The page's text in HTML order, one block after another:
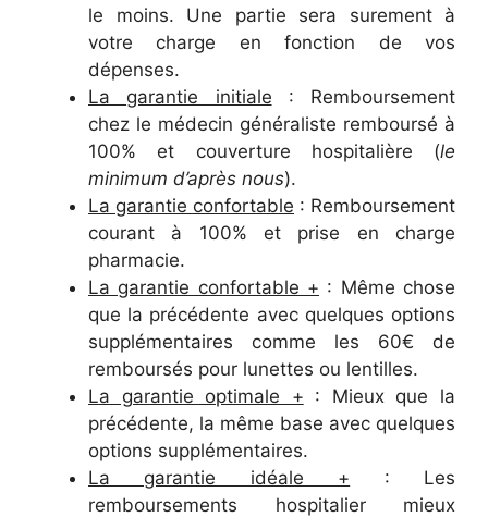
le moins. Une partie sera surement à
votre charge en fonction de vos
dépenses.
La garantie initiale : Remboursement
chez le médecin généraliste remboursé à
100% et couverture hospitalière (le
minimum d’après nous).
La garantie confortable : Remboursement
courant à 100% et prise en charge
pharmacie.
La garantie confortable + : Même chose
que la précédente avec quelques options
supplémentaires comme les 60€ de
remboursés pour lunettes ou lentilles.
La garantie optimale + : Mieux que la
précédente, la même base avec quelques
options supplémentaires.
La garantie idéale + : Les
remboursements hospitalier mieux